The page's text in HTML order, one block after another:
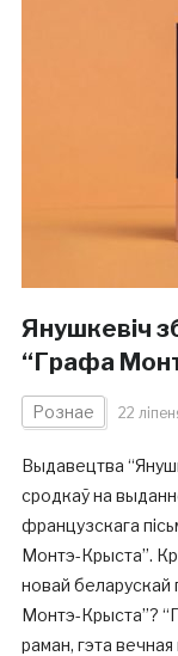
Янушкевіч
“Графа
Рознае 22
Выдавецтва
сродкаў на
французскага
Монтэ-Крыста”.
новай беларускай
Монтэ-Крыста”?
раман, гэта